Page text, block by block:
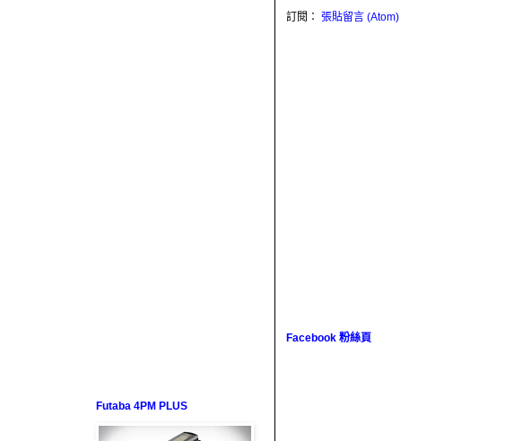
訂閱： 張貼留言 (Atom)
Facebook 粉絲頁
Futaba 4PM PLUS